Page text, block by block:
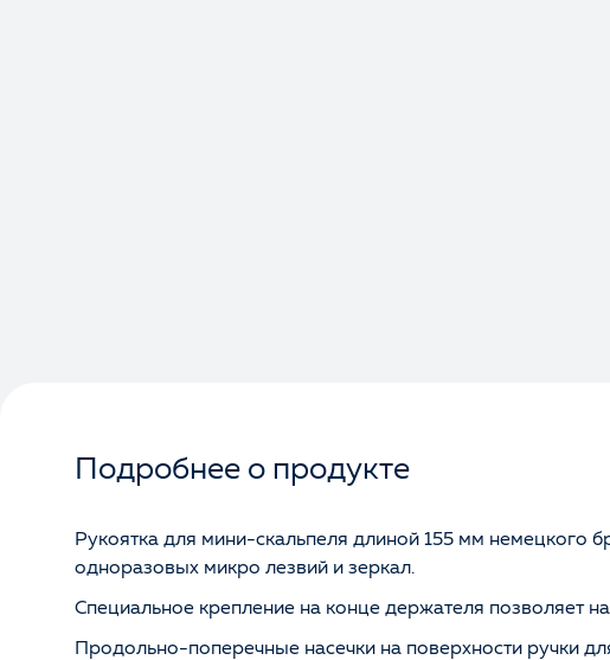
Подробнее о продукте
Рукоятка для мини-скальпеля длиной 155 мм немецкого
одноразовых микро лезвий и зеркал.
Специальное крепление на конце держателя позволяет
Продольно-поперечные насечки на поверхности ручки